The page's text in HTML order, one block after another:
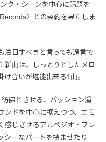
ク・シーンを中心に話題を
〉との契約を果たしま
注目すべきと言っても過言で
新曲は、しっとりとしたメロ
合いが堪能出来る1曲。
彿とさせる、パッション溢
ンドを中心に据えつつ、エモ
感じさせるアルペジオ・フレ
シーなパートを挟ませたり